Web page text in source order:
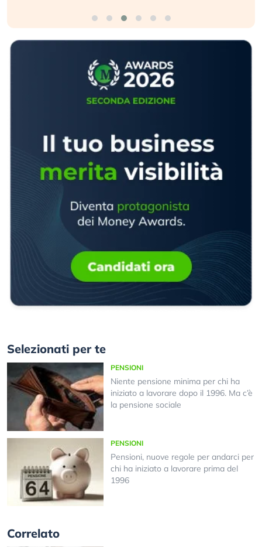
Selezionati per te
PENSIONI
Niente pensione minima per chi ha
iniziato a lavorare dopo il 1996. Ma c’è
la pensione sociale
PENSIONI
Pensioni, nuove regole per andarci per
chi ha iniziato a lavorare prima del
1996
Correlato